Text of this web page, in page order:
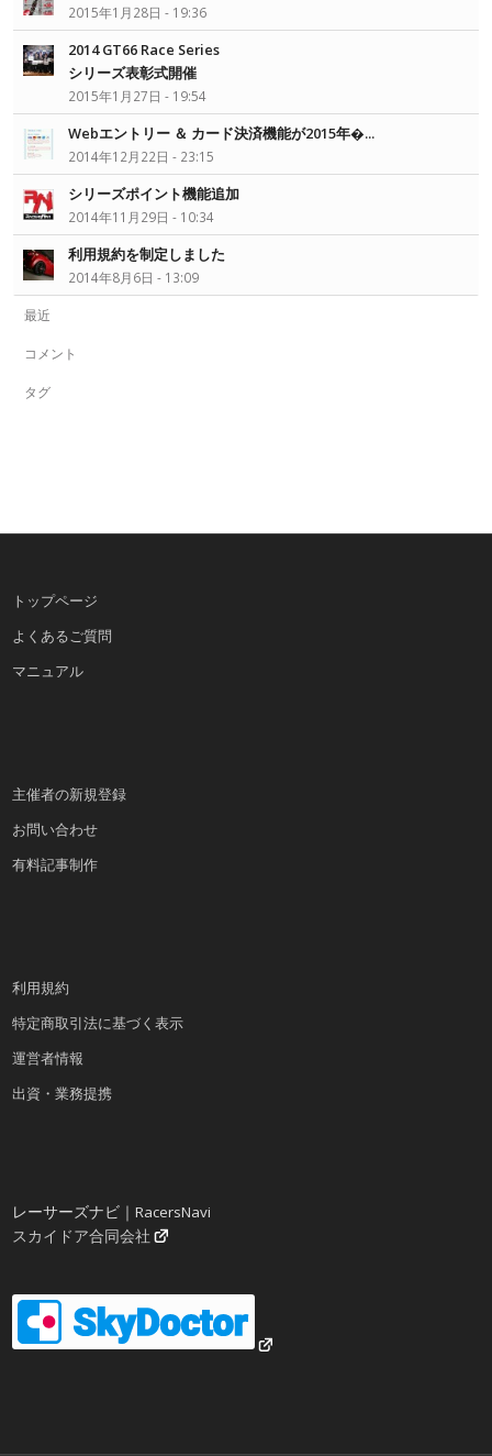
2015年1月28日 - 19:36
2014 GT66 Race Series
シリーズ表彰式開催
2015年1月27日 - 19:54
Webエントリー ＆ カード決済機能が2015年�...
2014年12月22日 - 23:15
シリーズポイント機能追加
2014年11月29日 - 10:34
利用規約を制定しました
2014年8月6日 - 13:09
最近
コメント
タグ
トップページ
よくあるご質問
マニュアル
主催者の新規登録
お問い合わせ
有料記事制作
利用規約
特定商取引法に基づく表示
運営者情報
出資・業務提携
レーサーズナビ｜RacersNavi
スカイドア合同会社